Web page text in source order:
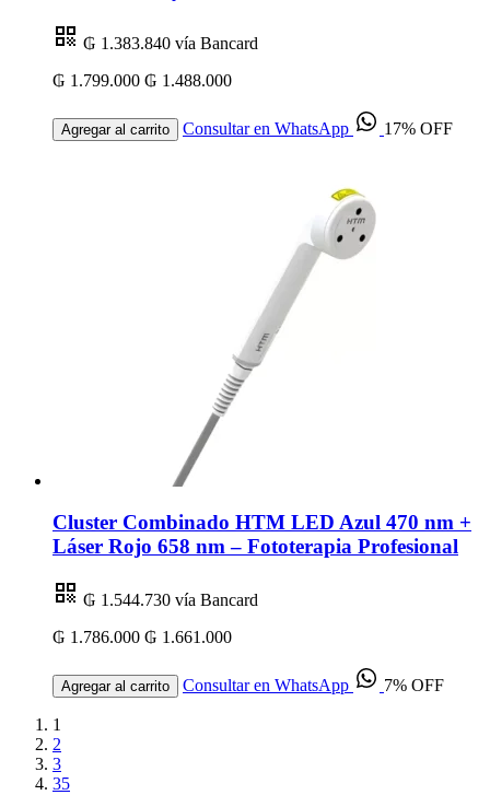
₲ 1.383.840 vía Bancard
₲ 1.799.000 ₲ 1.488.000
Agregar al carrito Consultar en WhatsApp 17% OFF
Cluster Combinado HTM LED Azul 470 nm +
Láser Rojo 658 nm – Fototerapia Profesional
₲ 1.544.730 vía Bancard
₲ 1.786.000 ₲ 1.661.000
Agregar al carrito Consultar en WhatsApp 7% OFF
1
2
3
35